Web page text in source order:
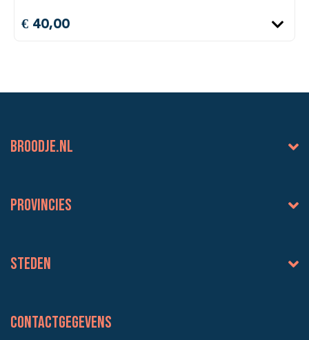
€ 40,00
BROODJE.NL
Provincies
Steden
Contactgegevens